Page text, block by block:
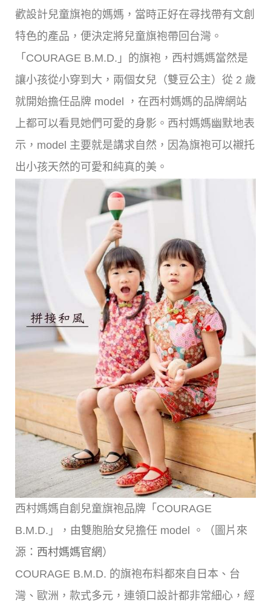
歡設計兒童旗袍的媽媽，當時正好在尋找帶有文創
特色的產品，便決定將兒童旗袍帶回台灣。
「COURAGE B.M.D.」的旗袍，西村媽媽當然是
讓小孩從小穿到大，兩個女兒（雙豆公主）從 2 歲
就開始擔任品牌 model ，在西村媽媽的品牌網站
上都可以看見她們可愛的身影。西村媽媽幽默地表
示，model 主要就是講求自然，因為旗袍可以襯托
出小孩天然的可愛和純真的美。
西村媽媽自創兒童旗袍品牌「COURAGE
B.M.D.」，由雙胞胎女兒擔任 model 。（圖片來
源： 西村媽媽官網 ）
COURAGE B.M.D. 的旗袍布料都來自日本、台
灣、歐洲，款式多元，連領口設計都非常細心，經